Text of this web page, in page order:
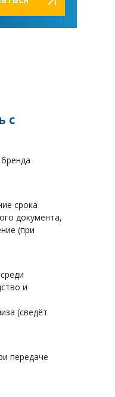
с
и
(сведёт
срока
документа,
(при
передаче